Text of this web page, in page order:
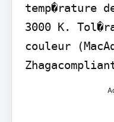
temp�rature
3000 K.
couleur